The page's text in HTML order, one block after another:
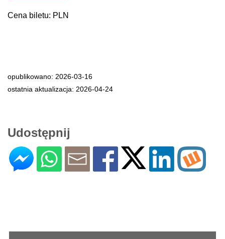
Cena biletu: PLN
opublikowano: 2026-03-16
ostatnia aktualizacja: 2026-04-24
Udostępnij